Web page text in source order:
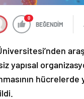
0
BEĞENDİM
yapısal
hücrelerde